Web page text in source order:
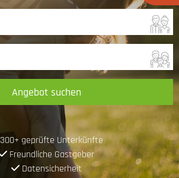
Angebot suchen
300+ geprüfte Unterkünfte
Freundliche Gastgeber
Datensicherheit